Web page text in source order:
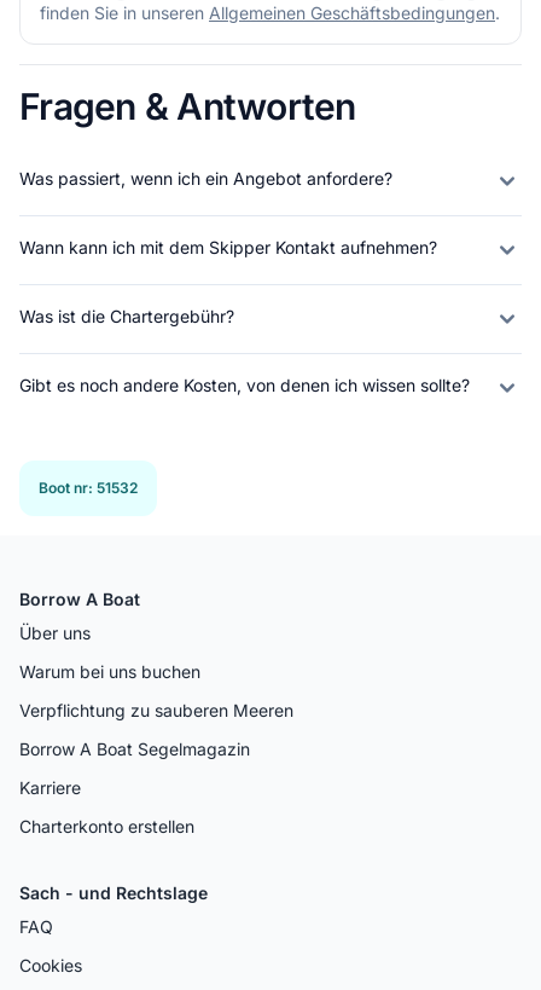
finden Sie in unseren Allgemeinen Geschäftsbedingungen.
Fragen & Antworten
Was passiert, wenn ich ein Angebot anfordere?
Wann kann ich mit dem Skipper Kontakt aufnehmen?
Was ist die Chartergebühr?
Gibt es noch andere Kosten, von denen ich wissen sollte?
Boot nr: 51532
Borrow A Boat
Über uns
Warum bei uns buchen
Verpflichtung zu sauberen Meeren
Borrow A Boat Segelmagazin
Karriere
Charterkonto erstellen
Sach - und Rechtslage
FAQ
Cookies